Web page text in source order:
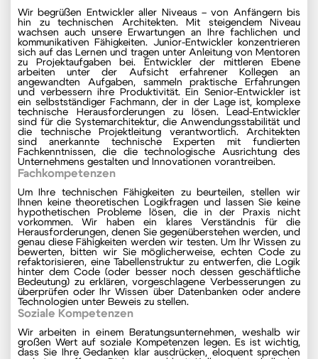
Wir begrüßen Entwickler aller Niveaus – von Anfängern bis
hin zu technischen Architekten. Mit steigendem Niveau
wachsen auch unsere Erwartungen an Ihre fachlichen und
kommunikativen Fähigkeiten. Junior-Entwickler konzentrieren
sich auf das Lernen und tragen unter Anleitung von Mentoren
zu Projektaufgaben bei. Entwickler der mittleren Ebene
arbeiten unter der Aufsicht erfahrener Kollegen an
angewandten Aufgaben, sammeln praktische Erfahrungen
und verbessern ihre Produktivität. Ein Senior-Entwickler ist
ein selbstständiger Fachmann, der in der Lage ist, komplexe
technische Herausforderungen zu lösen. Lead-Entwickler
sind für die Systemarchitektur, die Anwendungsstabilität und
die technische Projektleitung verantwortlich. Architekten
sind anerkannte technische Experten mit fundierten
Fachkenntnissen, die die technologische Ausrichtung des
Unternehmens gestalten und Innovationen vorantreiben.
Fachkompetenzen
Um Ihre technischen Fähigkeiten zu beurteilen, stellen wir
Ihnen keine theoretischen Logikfragen und lassen Sie keine
hypothetischen Probleme lösen, die in der Praxis nicht
vorkommen. Wir haben ein klares Verständnis für die
Herausforderungen, denen Sie gegenüberstehen werden, und
genau diese Fähigkeiten werden wir testen. Um Ihr Wissen zu
bewerten, bitten wir Sie möglicherweise, echten Code zu
refaktorisieren, eine Tabellenstruktur zu entwerfen, die Logik
hinter dem Code (oder besser noch dessen geschäftliche
Bedeutung) zu erklären, vorgeschlagene Verbesserungen zu
überprüfen oder Ihr Wissen über Datenbanken oder andere
Technologien unter Beweis zu stellen.
Soziale Kompetenzen
Wir arbeiten in einem Beratungsunternehmen, weshalb wir
großen Wert auf soziale Kompetenzen legen. Es ist wichtig,
dass Sie Ihre Gedanken klar ausdrücken, eloquent sprechen